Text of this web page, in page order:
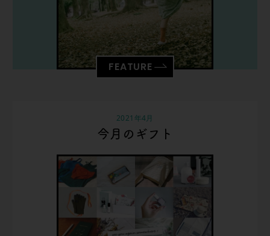
FEATURE
2021年4月
今月のギフト